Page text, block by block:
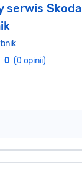
serwis Skoda
0 (0 opinii)